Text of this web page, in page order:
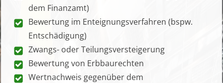
dem Finanzamt)
Bewertung im Enteignungsverfahren (bspw.
Entschädigung)
Zwangs- oder Teilungsversteigerung
Bewertung von Erbbaurechten
Wertnachweis gegenüber dem